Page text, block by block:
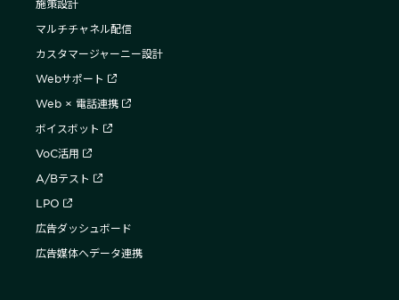
施策設計
マルチチャネル配信
カスタマージャーニー設計
Webサポート
Web × 電話連携
ボイスボット
VoC活用
A/Bテスト
LPO
広告ダッシュボード
広告媒体へデータ連携